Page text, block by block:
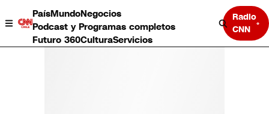
PaísMundoNegocios
Podcast y Programas completos
Futuro 360CulturaServicios
Radio
CNN